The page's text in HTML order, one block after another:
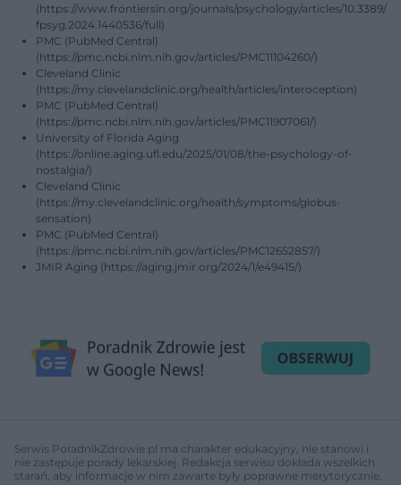
(https://www.frontiersin.org/journals/psychology/articles/10.3389/
fpsyg.2024.1440536/full)
PMC (PubMed Central)
(https://pmc.ncbi.nlm.nih.gov/articles/PMC11104260/)
Cleveland Clinic
(https://my.clevelandclinic.org/health/articles/interoception)
PMC (PubMed Central)
(https://pmc.ncbi.nlm.nih.gov/articles/PMC11907061/)
University of Florida Aging
(https://online.aging.ufl.edu/2025/01/08/the-psychology-of-
nostalgia/)
Cleveland Clinic
(https://my.clevelandclinic.org/health/symptoms/globus-
sensation)
PMC (PubMed Central)
(https://pmc.ncbi.nlm.nih.gov/articles/PMC12652857/)
JMIR Aging (https://aging.jmir.org/2024/1/e49415/)
Serwis PoradnikZdrowie.pl ma charakter edukacyjny, nie stanowi i
nie zastępuje porady lekarskiej. Redakcja serwisu dokłada wszelkich
starań, aby informacje w nim zawarte były poprawne merytorycznie,